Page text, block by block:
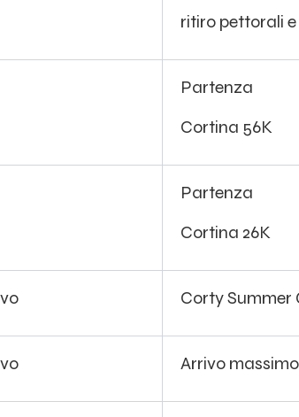
ritiro pettorali
Partenza
Cortina 56K
Partenza
Cortina 26K
Corty Summer
Arrivo